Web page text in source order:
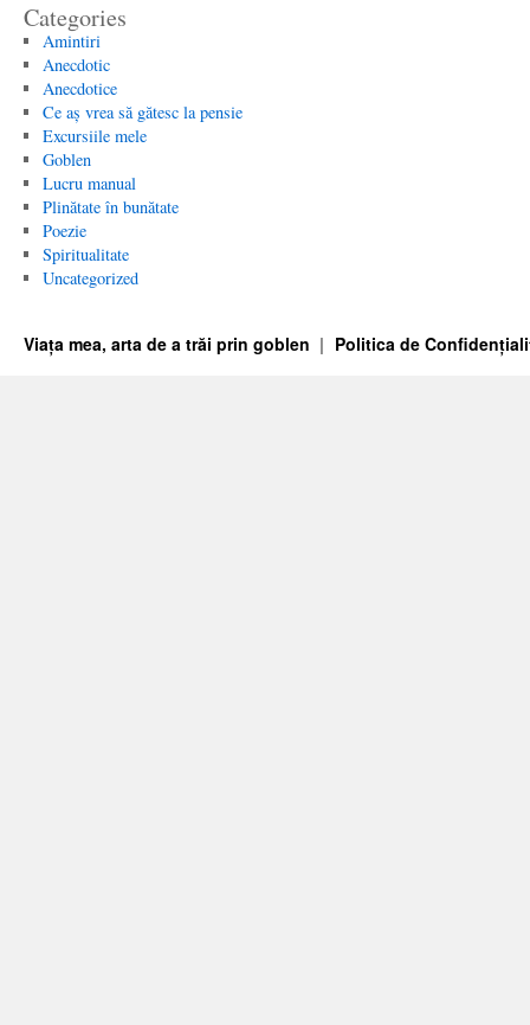
Categories
Amintiri
Anecdotic
Anecdotice
Ce aș vrea să gătesc la pensie
Excursiile mele
Goblen
Lucru manual
Plinătate în bunătate
Poezie
Spiritualitate
Uncategorized
Viața mea, arta de a trăi prin goblen Politica de